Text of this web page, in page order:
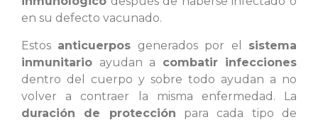
en su defecto vacunado.
Estos anticuerpos generados por el sistema
inmunitario ayudan a combatir infecciones
dentro del cuerpo y sobre todo ayudan a no
volver a contraer la misma enfermedad. La
duración de protección para cada tipo de